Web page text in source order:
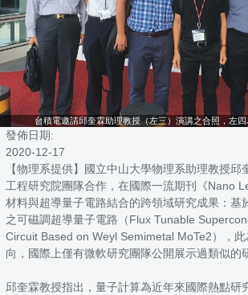
台積電邀請邱奎霖助理教授（左三）演講之合照，左
發佈日期:
2020-12-17
【物理系提供】國立中山大學物理系助理教授
工程研究院團隊合作，在國際一流期刊《Nano
材料與超導量子電路結合的跨領域研究成果：基
之可磁調超導量子電路（Flux Tunable
Circuit Based on Weyl Semimetal MoTe2），
向，國際上僅有微軟研究團隊公開展示過類似的
邱奎霖教授指出，量子計算為近年來國際熱點研